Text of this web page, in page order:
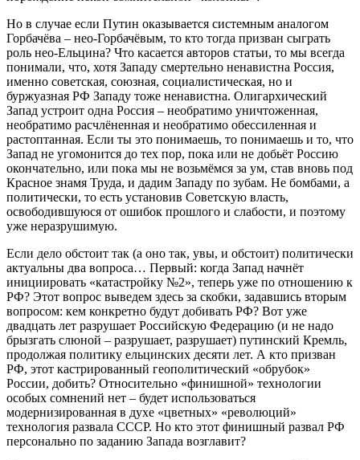
Но в случае если Путин оказывается системным аналогом
Горбачёва – нео-Горбачёвым, то кто тогда призван сыграть
роль нео-Ельцина? Что касается авторов статьи, то мы всегда
понимали, что, хотя Западу смертельно ненавистна Россия,
именно советская, союзная, социалистическая, но и
буржуазная РФ Западу тоже ненавистна. Олигархический
Запад устроит одна Россия – необратимо уничтоженная,
необратимо расчлёненная и необратимо обессиленная и
растоптанная. Если ты это понимаешь, то понимаешь и то, что
Запад не угомонится до тех пор, пока или не добьёт Россию
окончательно, или пока мы не возьмёмся за ум, став вновь под
Красное знамя Труда, и дадим Западу по зубам. Не бомбами, а
политически, то есть установив Советскую власть,
освободившуюся от ошибок прошлого и слабости, и поэтому
уже неразрушимую.
Если дело обстоит так (а оно так, увы, и обстоит) политически
актуальны два вопроса… Первый: когда Запад начнёт
инициировать «катастройку №2», теперь уже по отношению к
РФ? Этот вопрос выведем здесь за скобки, задавшись вторым
вопросом: кем конкретно будут добивать РФ? Вот уже
двадцать лет разрушает Российскую Федерацию (и не надо
брызгать слюной – разрушает, разрушает) путинский Кремль,
продолжая политику ельцинских десяти лет. А кто призван
РФ, этот кастрированный геополитический «обрубок»
России, добить? Относительно «финишной» технологии
особых сомнений нет – будет использоваться
модернизированная в духе «цветных» «революций»
технология развала СССР. Но кто этот финишный развал РФ
персонально по заданию Запада возглавит?